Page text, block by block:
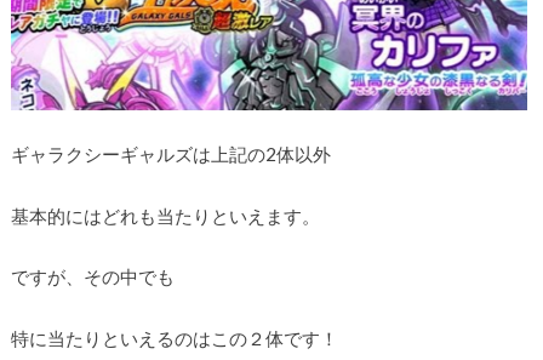
ギャラクシーギャルズは上記の2体以外
基本的にはどれも当たりといえます。
ですが、その中でも
特に当たりといえるのはこの２体です！